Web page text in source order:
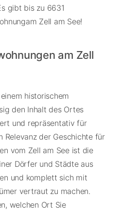
gibt bis zu 6631
Zell am See!
am Zell
historischem
den Inhalt des Ortes
und repräsentativ für
Relevanz der Geschichte für
vom Zell am See ist die
Dörfer und Städte aus
und komplett sich mit
vertraut zu machen.
welchen Ort Sie